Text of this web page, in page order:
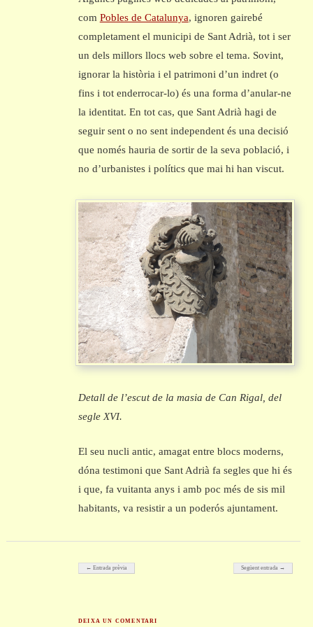
com Pobles de Catalunya, ignoren gairebé
completament el municipi de Sant Adrià, tot i ser
un dels millors llocs web sobre el tema. Sovint,
ignorar la història i el patrimoni d’un indret (o
fins i tot enderrocar-lo) és una forma d’anular-ne
la identitat. En tot cas, que Sant Adrià hagi de
seguir sent o no sent independent és una decisió
que només hauria de sortir de la seva població, i
no d’urbanistes i polítics que mai hi han viscut.
Detall de l’escut de la masia de Can Rigal, del
segle XVI.
El seu nucli antic, amagat entre blocs moderns,
dóna testimoni que Sant Adrià fa segles que hi és
i que, fa vuitanta anys i amb poc més de sis mil
habitants, va resistir a un poderós ajuntament.
Post navigation
← Entrada prèvia Següent entrada →
DEIXA UN COMENTARI